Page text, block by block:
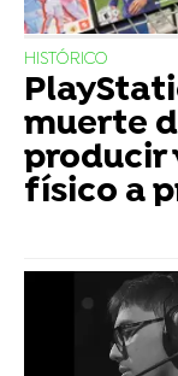
HISTÓRICO
muerte
producir
físico a